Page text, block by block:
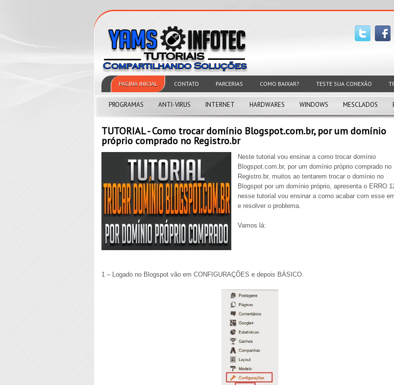
PAGINA INICIAL CONTATO PARCERIAS COMO BAIXAR? TESTE SUA CONEXÃO
PROGRAMAS ANTI-VIRUS INTERNET HARDWARES WINDOWS MESCLADOS
TUTORIAL - Como trocar domínio Blogspot.com.br, por um domínio
próprio comprado no Registro.br
Neste tutorial vou ensinar a como trocar domínio
Blogspot.com.br, por um domínio próprio comprado no
Registro.br, muitos ao tentarem trocar o domínio no
Blogspot por um domínio próprio, apresenta o ERRO
nesse tutorial vou ensinar a como acabar com esse
e resolver o problema.
Vamos lá:
1 – Logado no Blogspot vão em CONFIGURAÇÕES e depois BÁSICO.